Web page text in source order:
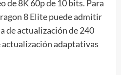
de 8K 60p de 10 bits. Para
8 Elite puede admitir
de actualización de 240
actualización adaptativas